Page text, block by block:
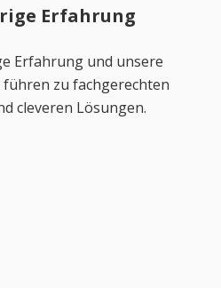
Erfahrung
Erfahrung und unsere
zu fachgerechten
cleveren Lösungen.